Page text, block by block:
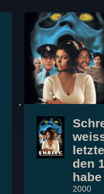
den
habe
2000